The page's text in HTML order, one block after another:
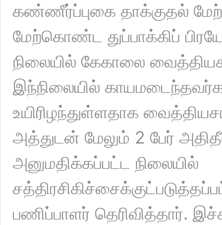
கண்ணீர்ப்புகை தாக்குதல்
மேற்கொண்ட துப்பாக்கிப்
நிலையில் கேகாலை
இந்நிலையில்
உயிரிழந்துள்ளதாக
அத்துடன் மேலும் 2 பேர்
அனுமதிக்கப்பட்ட நிலையில்
பணிப்பாளர் தெரிவித்தார்.